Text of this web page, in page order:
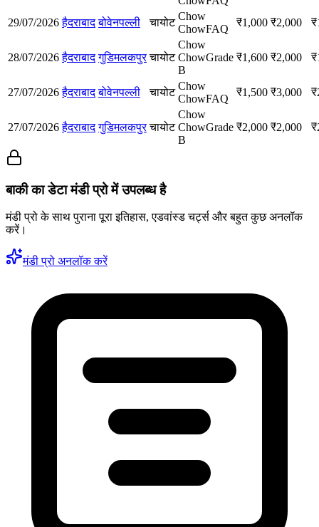
29/07/2026 हैदराबाद बोवेनपल्ली चायोट
Chow
ChowFAQ
₹1,000 ₹2,000 ₹
28/07/2026 हैदराबाद गुडिमलकपुर चायोट
Chow
ChowGrade
B
₹1,600 ₹2,000 ₹
27/07/2026 हैदराबाद बोवेनपल्ली चायोट
Chow
ChowFAQ
₹1,500 ₹3,000 ₹
27/07/2026 हैदराबाद गुडिमलकपुर चायोट
Chow
ChowGrade
B
₹2,000 ₹2,000 ₹
बाकी का डेटा मंडी प्रो में उपलब्ध है
मंडी प्रो के साथ पुराना पूरा इतिहास, एडवांस्ड चर्ट्स और बहुत कुछ अनलॉक
करें।
मंडी प्रो अनलॉक करें